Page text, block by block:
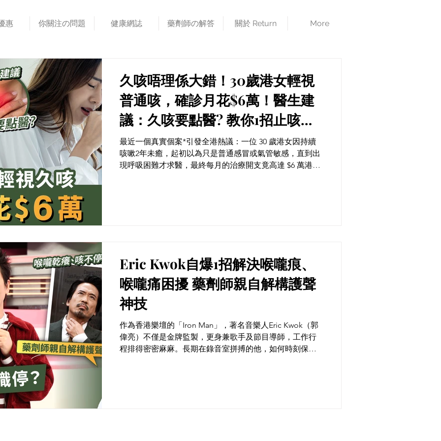
惠 你關注の問題 健康網誌 藥劑師の解答 關於 Return More
久咳唔理係大錯！30歲港女輕視
普通咳，確診月花$6萬！醫生建
議：久咳要點醫? 教你1招止咳強
肺 -虎乳芝功效：強肺止咳 × 免疫
力+210%​
最近一個真實個案*引發全港熱議：一位 30 歲港女因持續
咳嗽2年未癒，起初以為只是普通感冒或氣管敏感，直到出
現呼吸困難才求醫，最終每月的治療開支竟高達 $6 萬港元!
Eric Kwok自爆1招解決喉嚨痕、
喉嚨痛困擾 藥劑師親自解構護聲
神技
作為香港樂壇的「Iron Man」，著名音樂人Eric Kwok（郭
偉亮）不僅是金牌監製，更身兼歌手及節目導師，工作行
程排得密密麻麻。長期在錄音室拼搏的他，如何時刻保持